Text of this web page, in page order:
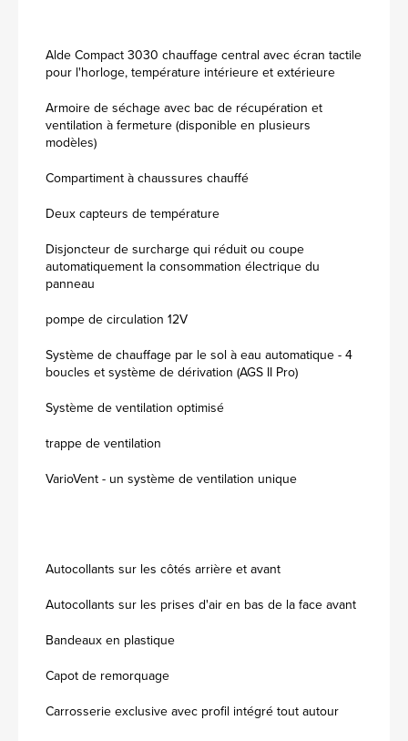
Alde Compact 3030 chauffage central avec écran tactile
pour l'horloge, température intérieure et extérieure
Armoire de séchage avec bac de récupération et
ventilation à fermeture (disponible en plusieurs
modèles)
Compartiment à chaussures chauffé
Deux capteurs de température
Disjoncteur de surcharge qui réduit ou coupe
automatiquement la consommation électrique du
panneau
pompe de circulation 12V
Système de chauffage par le sol à eau automatique - 4
boucles et système de dérivation (AGS II Pro)
Système de ventilation optimisé
trappe de ventilation
VarioVent - un système de ventilation unique
Autocollants sur les côtés arrière et avant
Autocollants sur les prises d'air en bas de la face avant
Bandeaux en plastique
Capot de remorquage
Carrosserie exclusive avec profil intégré tout autour